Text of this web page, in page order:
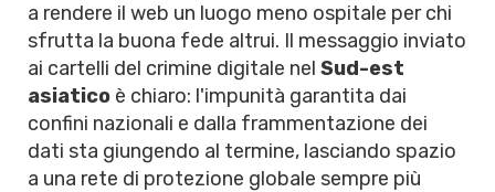
a rendere il web un luogo meno ospitale per chi
sfrutta la buona fede altrui. Il messaggio inviato
ai cartelli del crimine digitale nel Sud-est
asiatico è chiaro: l'impunità garantita dai
confini nazionali e dalla frammentazione dei
dati sta giungendo al termine, lasciando spazio
a una rete di protezione globale sempre più